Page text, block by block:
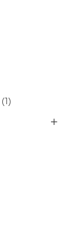
(1)